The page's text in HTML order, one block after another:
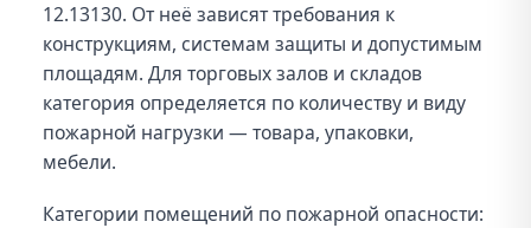
12.13130. От неё зависят требования к
конструкциям, системам защиты и допустимым
площадям. Для торговых залов и складов
категория определяется по количеству и виду
пожарной нагрузки — товара, упаковки,
мебели.
Категории помещений по пожарной опасности: